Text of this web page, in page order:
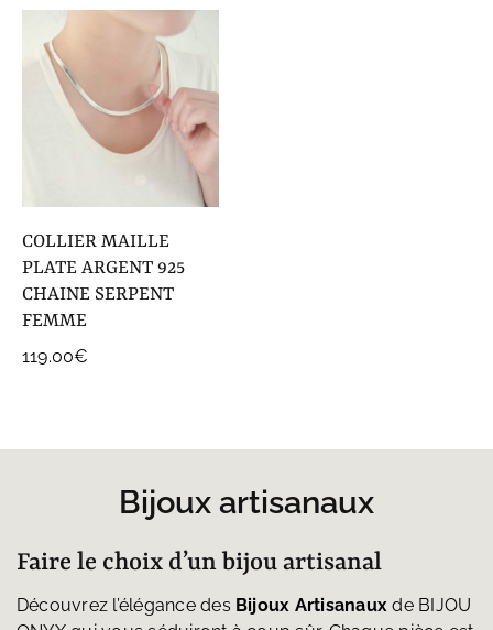
COLLIER MAILLE
PLATE ARGENT 925
CHAINE SERPENT
FEMME
119.00€
Bijoux artisanaux
Faire le choix d’un bijou artisanal
Découvrez l’élégance des Bijoux Artisanaux de BIJOU